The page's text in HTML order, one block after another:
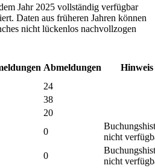
Jahr 2025 vollständig verfügbar
Daten aus früheren Jahren können
nicht lückenlos nachvollzogen
Abmeldungen
Hinweis
24
38
20
0
nicht
0
nicht